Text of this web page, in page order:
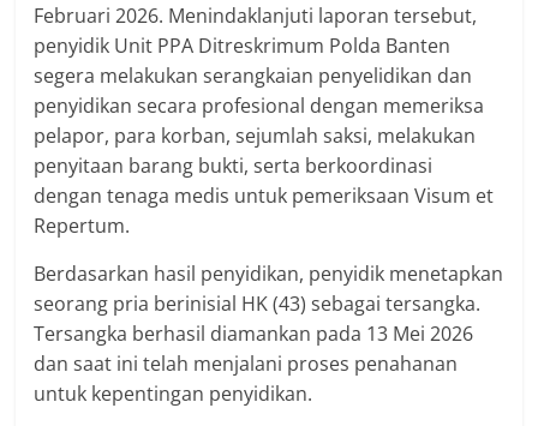
Februari 2026. Menindaklanjuti laporan tersebut,
penyidik Unit PPA Ditreskrimum Polda Banten
segera melakukan serangkaian penyelidikan dan
penyidikan secara profesional dengan memeriksa
pelapor, para korban, sejumlah saksi, melakukan
penyitaan barang bukti, serta berkoordinasi
dengan tenaga medis untuk pemeriksaan Visum et
Repertum.
Berdasarkan hasil penyidikan, penyidik menetapkan
seorang pria berinisial HK (43) sebagai tersangka.
Tersangka berhasil diamankan pada 13 Mei 2026
dan saat ini telah menjalani proses penahanan
untuk kepentingan penyidikan.